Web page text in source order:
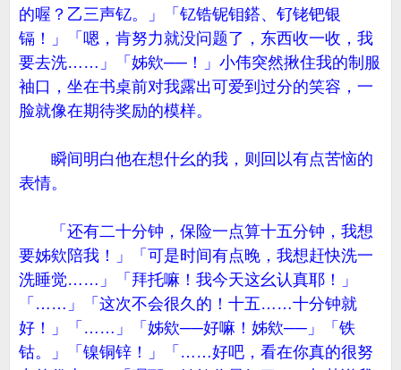
的喔？乙三声钇。」「钇锆铌钼鎝、钌铑钯银
镉！」「嗯，肯努力就没问题了，东西收一收，我
要去洗……」「姊欸──！」小伟突然揪住我的制服
袖口，坐在书桌前对我露出可爱到过分的笑容，一
脸就像在期待奖励的模样。
瞬间明白他在想什幺的我，则回以有点苦恼的
表情。
「还有二十分钟，保险一点算十五分钟，我想
要姊欸陪我！」「可是时间有点晚，我想赶快洗一
洗睡觉……」「拜托嘛！我今天这幺认真耶！」
「……」「这次不会很久的！十五……十分钟就
好！」「……」「姊欸──好嘛！姊欸──」「铁
钴。」「镍铜锌！」「……好吧，看在你真的很努